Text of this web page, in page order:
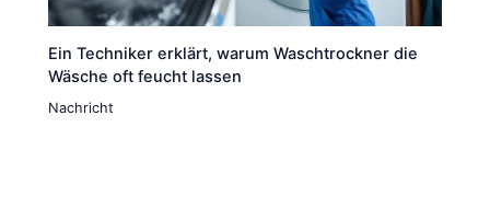
Ein Techniker erklärt, warum Waschtrockner die
Wäsche oft feucht lassen
Nachricht